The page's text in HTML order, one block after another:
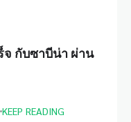
จ กับซาบีน่า ผ่าน
KEEP READING